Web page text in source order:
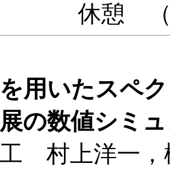
休憩 （
用いたスペ
の数値シミ
村上洋一，